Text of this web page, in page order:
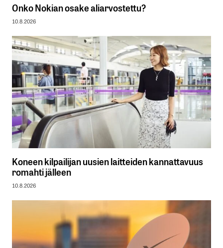
Onko Nokian osake aliarvostettu?
10.8.2026
Koneen kilpailijan uusien laitteiden kannattavuus
romahti jälleen
10.8.2026